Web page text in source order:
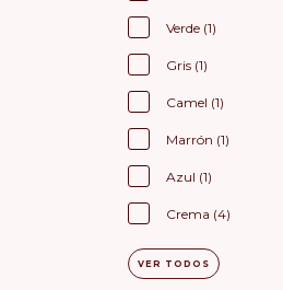
Verde (1)
Gris (1)
Camel (1)
Marrón (1)
Azul (1)
Crema (4)
VER TODOS